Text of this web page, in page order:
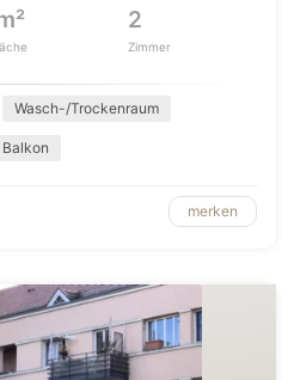
2
Zimmer
Wasch-/Trockenraum
Balkon
merken